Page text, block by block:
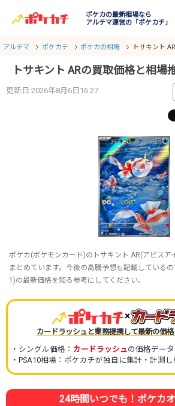
ポケカの最新相場なら
アルテマ運営の「ポケカチ」
アルテマ ポケカチ ポケカの相場 トサキント
トサキント ARの買取価格と相場
更新日:2026年8月6日16:27
ポケカ(ポケモンカード)のトサキント AR(アビスア
まとめています。今後の高騰予想も記載している
1)の最新価格を知る参考にしてください。
×
カードラッシュと業務提携して最新の価
・シングル価格： カードラッシュの価格デー
・PSA10相場：ポケカチが独自に集計・計測
24時間いつでも！ポケカ